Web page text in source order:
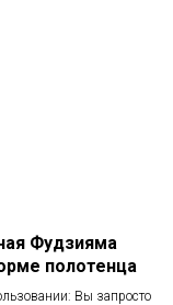
Фудзияма
полотенца
Вы запросто